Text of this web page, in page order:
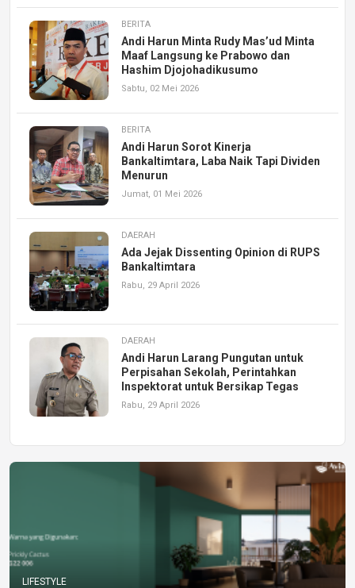
BERITA
Andi Harun Minta Rudy Mas’ud Minta
Maaf Langsung ke Prabowo dan
Hashim Djojohadikusumo
Sabtu, 02 Mei 2026
BERITA
Andi Harun Sorot Kinerja
Bankaltimtara, Laba Naik Tapi Dividen
Menurun
Jumat, 01 Mei 2026
DAERAH
Ada Jejak Dissenting Opinion di RUPS
Bankaltimtara
Rabu, 29 April 2026
DAERAH
Andi Harun Larang Pungutan untuk
Perpisahan Sekolah, Perintahkan
Inspektorat untuk Bersikap Tegas
Rabu, 29 April 2026
LIFESTYLE